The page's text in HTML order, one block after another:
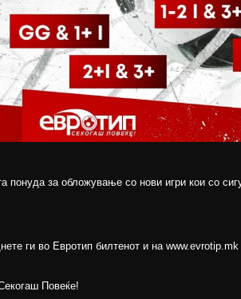
понуда за обложување со нови игри кои со
ги во Евротип билтенот и на www.evrotip.mk
Повеќе!